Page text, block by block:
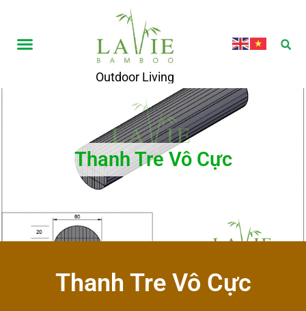
Outdoor Living
Thanh Tre Vô Cực
Thanh Tre Vô Cực